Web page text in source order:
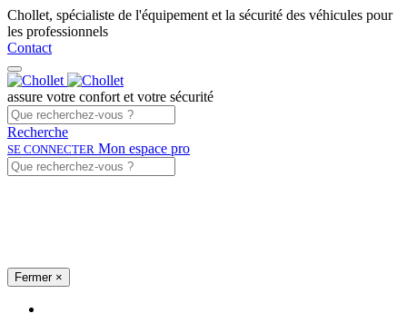
Chollet, spécialiste de l'équipement et la sécurité des véhicules pour
les professionnels
Contact
assure votre confort et votre sécurité
Recherche
SE CONNECTER Mon espace pro
Fermer ×